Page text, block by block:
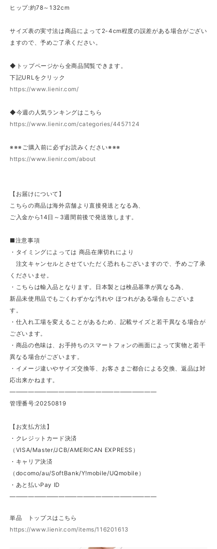
ヒップ:約78～132cm
サイズ表の実寸法は商品によって2-4cm程度の誤差がある場合がござい
ますので、予めご了承ください。
◆トップページから全商品閲覧できます。
下記URLをクリック
https://www.lienir.com/
◆今週の人気ランキングはこちら
https://www.lienir.com/categories/4457124
※※※ご購入前に必ずお読みください※※※
https://www.lienir.com/about
【お届けについて】
こちらの商品は海外店舗より直接発送となる為、
ご入金から14日～3週間前後で発送致します。
■注意事項
・タイミングによっては 商品在庫切れにより
注文キャンセルとさせていただく恐れもございますので、予めご了承
くださいませ。
・こちらは輸入品となります。日本製とは検品基準が異なる為、
新品未使用品でもごくわずかな汚れや ほつれがある場合もございま
す。
・仕入れ工場を変えることがあるため、記載サイズと若干異なる場合が
ございます。
・商品の色味は、お手持ちのスマートフォンの画面によって実物と若干
異なる場合がございます。
・イメージ違いやサイズ交換等、お客さまご都合による交換、返品は対
応出来かねます。
————————————————————————
管理番号:20250819
【お支払方法】
・クレジットカード決済
（VISA/Master/JCB/AMERICAN EXPRESS）
・キャリア決済
（docomo/au/SoftBank/Y!mobile/UQmobile）
・あと払いPay ID
————————————————————————
単品 トップスはこちら
https://www.lienir.com/items/116201613